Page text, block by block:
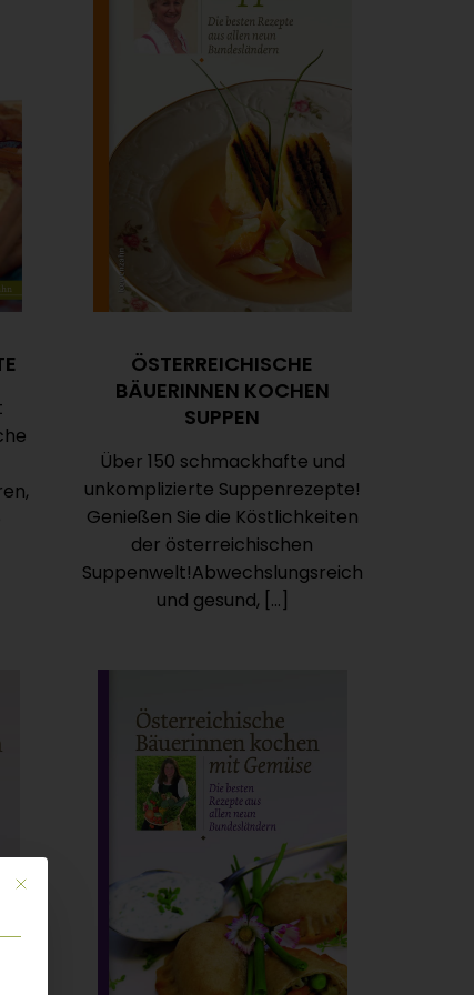
ÖSTERREICHISCHE
BÄUERINNEN KOCHEN
SUPPEN
Über 150 schmackhafte und
unkomplizierte Suppenrezepte!
Genießen Sie die Köstlichkeiten
der österreichischen
Suppenwelt!Abwechslungsreich
und gesund, […]
Mit diesem Button wird der Dialog geschlossen. Seine